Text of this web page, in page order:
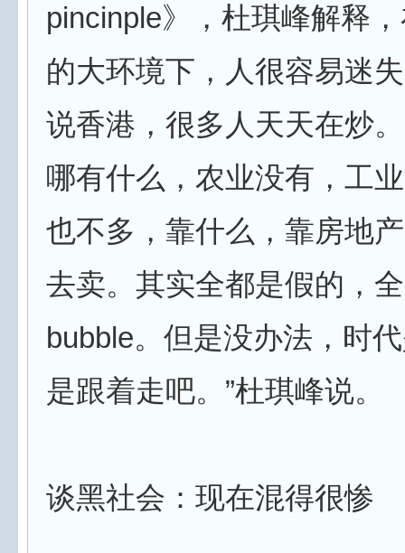
pincinple》，杜琪峰解释
的大环境下，人很容易迷
说香港，很多人天天在炒
哪有什么，农业没有，工
也不多，靠什么，靠房地
去卖。其实全都是假的，
bubble。但是没办法，时
是跟着走吧。”杜琪峰说。
谈黑社会：现在混得很惨